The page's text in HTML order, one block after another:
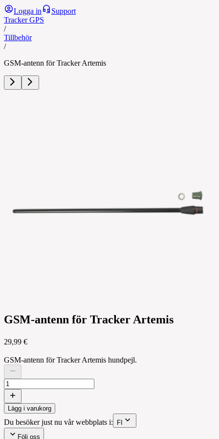
Logga in
Support
Tracker GPS
/
Tillbehör
/
GSM-antenn för Tracker Artemis
GSM-antenn för Tracker Artemis
29,99 €
GSM-antenn för Tracker Artemis hundpejl.
Lägg i varukorg
Du besöker just nu vår webbplats i:
FI
Följ oss